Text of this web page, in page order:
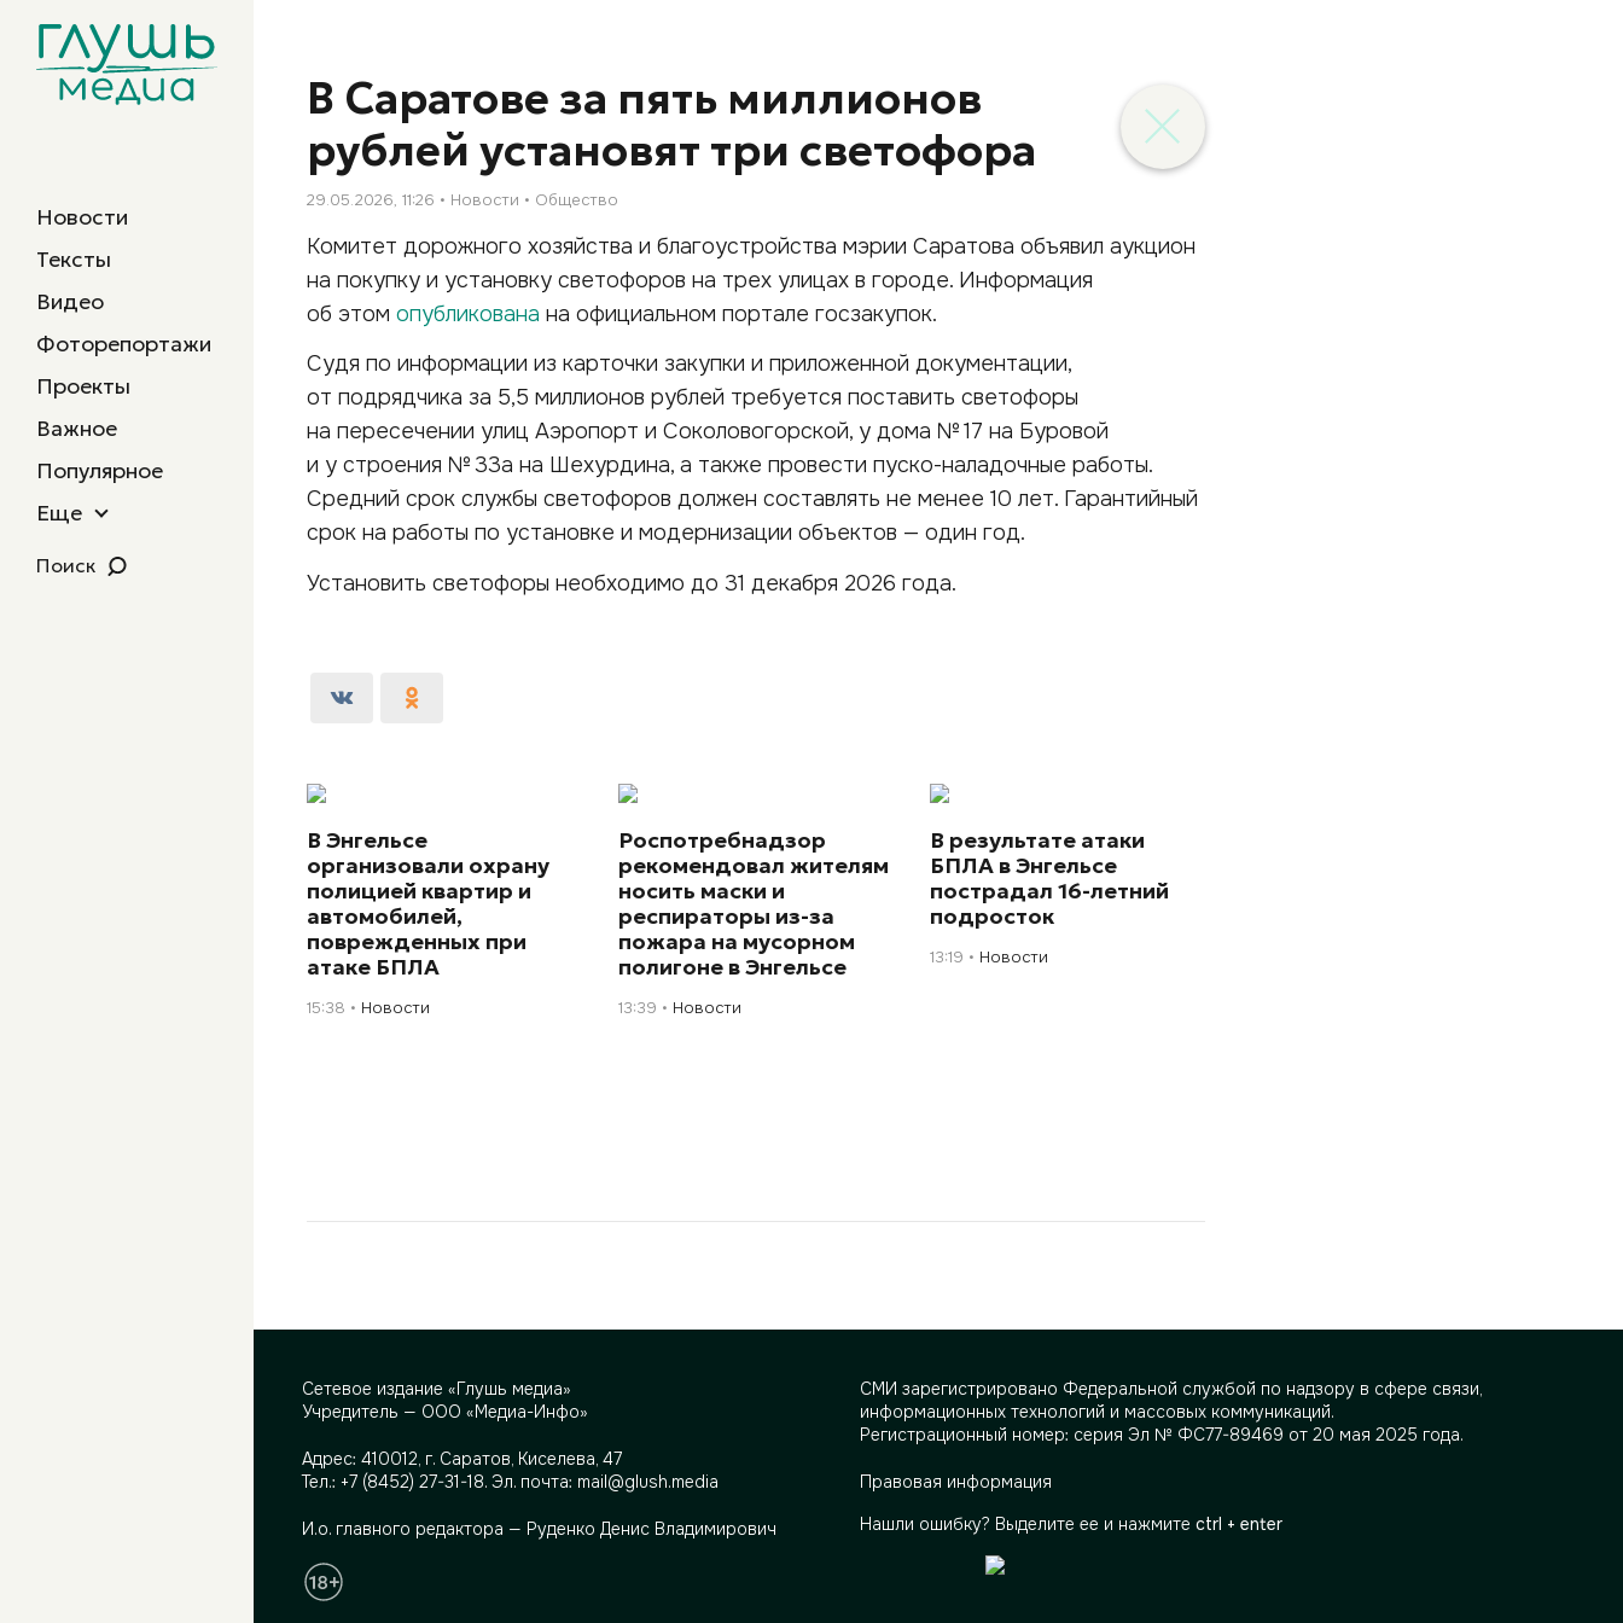
Новости
Тексты
Видео
Фоторепортажи
Проекты
Важное
Популярное
Еще
Поиск
В Саратове за пять миллионов
рублей установят три светофора
29.05.2026, 11:26 Новости Общество
Комитет дорожного хозяйства и благоустройства мэрии Саратова объявил аукцион
на покупку и установку светофоров на трех улицах в городе. Информация
об этом опубликована на официальном портале госзакупок.
Судя по информации из карточки закупки и приложенной документации,
от подрядчика за 5,5 миллионов рублей требуется поставить светофоры
на пересечении улиц Аэропорт и Соколовогорской, у дома № 17 на Буровой
и у строения № 33а на Шехурдина, а также провести пуско-наладочные работы.
Средний срок службы светофоров должен составлять не менее 10 лет. Гарантийный
срок на работы по установке и модернизации объектов — один год.
Установить светофоры необходимо до 31 декабря 2026 года.
В Энгельсе
организовали охрану
полицией квартир и
автомобилей,
поврежденных при
атаке БПЛА
15:38 Новости
Роспотребнадзор
рекомендовал жителям
носить маски и
респираторы из-за
пожара на мусорном
полигоне в Энгельсе
13:39 Новости
В результате атаки
БПЛА в Энгельсе
пострадал 16-летний
подросток
13:19 Новости
Сетевое издание «Глушь медиа»
Учредитель — ООО «Медиа-Инфо»
Адрес: 410012, г. Саратов, Киселева, 47
Тел.: +7 (8452) 27-31-18. Эл. почта: mail@glush.media
И.о. главного редактора — Руденко Денис Владимирович
СМИ зарегистрировано Федеральной службой по надзору в сфере связи,
информационных технологий и массовых коммуникаций.
Регистрационный номер: серия Эл № ФС77-89469 от 20 мая 2025 года.
Правовая информация
Нашли ошибку? Выделите ее и нажмите ctrl + enter